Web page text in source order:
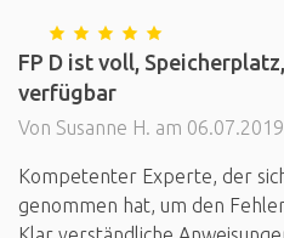
FP D ist voll,
verfügbar
Von Susanne H. am 06.07.2019
Kompetenter Experte, der
genommen hat, um den